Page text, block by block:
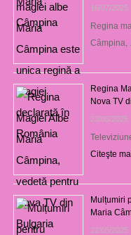
16/07/2025
Regina
Câmpina,
Regina
Nova TV
23/05/2025
Citeşte
Mulțumiri
Maria
22/05/2025